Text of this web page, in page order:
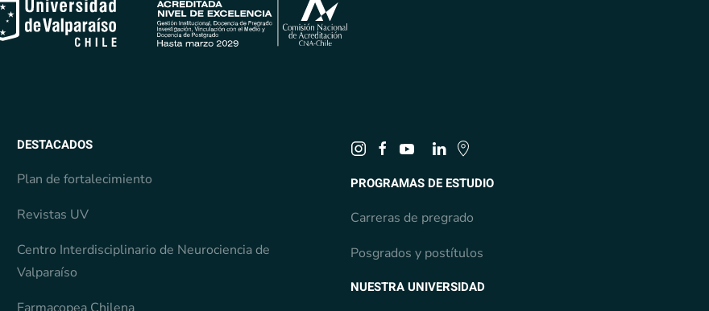
DESTACADOS
Plan de fortalecimiento
Revistas UV
Centro Interdisciplinario de Neurociencia de
Valparaíso
PROGRAMAS DE ESTUDIO
Carreras de pregrado
Posgrados y postítulos
NUESTRA UNIVERSIDAD